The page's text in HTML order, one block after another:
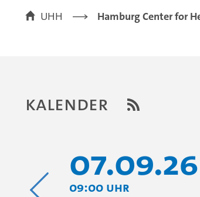
UHH Hamburg Center for
Kalender
07.09.26
09:00 Uhr